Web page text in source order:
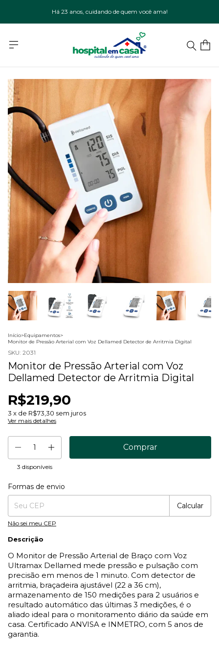
Há 23 anos, cuidando de quem você ama!
Início>Equipamentos>
Monitor de Pressão Arterial com Voz Dellamed Detector de Arritmia Digital
SKU: 2031
Monitor de Pressão Arterial com Voz
Dellamed Detector de Arritmia Digital
R$219,90
3 x de R$73,30 sem juros
Ver mais detalhes
3 disponíveis
Entregas para o CEP:
Formas de envio
Calcular
Não sei meu CEP
Descrição
O Monitor de Pressão Arterial de Braço com Voz
Ultramax Dellamed mede pressão e pulsação com
precisão em menos de 1 minuto. Com detector de
arritmia, braçadeira ajustável (22 a 36 cm),
armazenamento de 150 medições para 2 usuários e
resultado automático das últimas 3 medições, é o
aliado ideal para o monitoramento diário da saúde em
casa. Certificado ANVISA e INMETRO, com 5 anos de
garantia.